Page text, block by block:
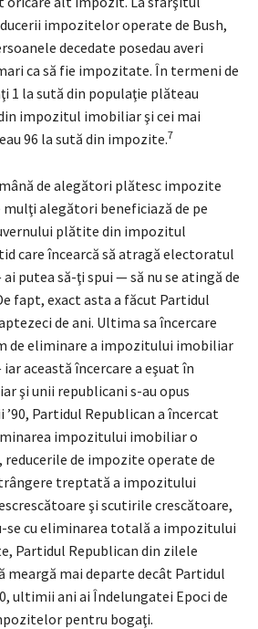
impozitelor operate de Bush,
decedate posedau averi
ca să fie impozitate. În termeni de
1 la sută din populaţie plăteau
impozitul imobiliar şi cei mai
96 la sută din impozite.7
de alegători plătesc impozite
alegători beneficiază de pe
plătite din impozitul
care încearcă să atragă electoratul
putea să-ţi spui — să nu se atingă de
fapt, exact asta a făcut Partidul
de ani. Ultima sa încercare
de eliminare a impozitului imobiliar
această încercare a eşuat în
şi unii republicani s-au opus
’90, Partidul Republican a încercat
impozitului imobiliar o
de impozite operate de
treptată a impozitului
şi scutirile crescătoare,
cu eliminarea totală a impozitului
Partidul Republican din zilele
meargă mai departe decât Partidul
ultimii ani ai Îndelungatei Epoci de
pentru bogaţi.